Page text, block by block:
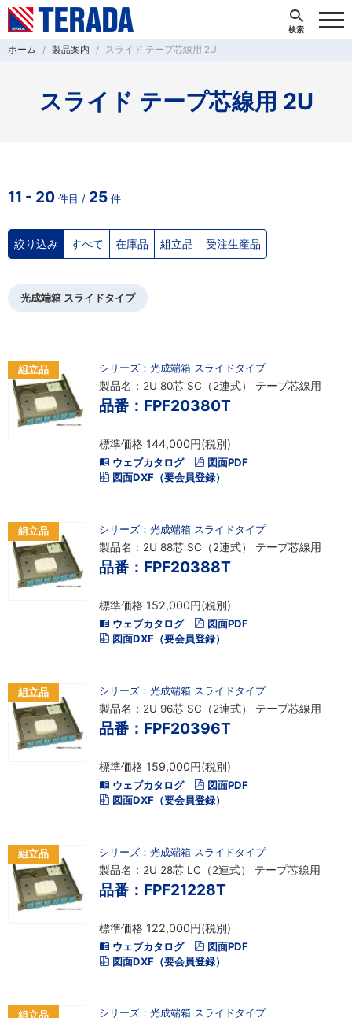
ホーム 製品案内 スライド テープ芯線用 2U
スライド テープ芯線用 2U
11 - 20 件目 / 25 件
絞り込み すべて 在庫品 組立品 受注生産品
光成端箱 スライドタイプ
組立品 シリーズ：光成端箱 スライドタイプ
製品名：2U 80芯 SC（2連式） テープ芯線用
品番：FPF20380T
標準価格 144,000円(税別)
ウェブカタログ
図面PDF
図面DXF（要会員登録）
組立品 シリーズ：光成端箱 スライドタイプ
製品名：2U 88芯 SC（2連式） テープ芯線用
品番：FPF20388T
標準価格 152,000円(税別)
ウェブカタログ
図面PDF
図面DXF（要会員登録）
組立品 シリーズ：光成端箱 スライドタイプ
製品名：2U 96芯 SC（2連式） テープ芯線用
品番：FPF20396T
標準価格 159,000円(税別)
ウェブカタログ
図面PDF
図面DXF（要会員登録）
組立品 シリーズ：光成端箱 スライドタイプ
製品名：2U 28芯 LC（2連式） テープ芯線用
品番：FPF21228T
標準価格 122,000円(税別)
ウェブカタログ
図面PDF
図面DXF（要会員登録）
組立品 シリーズ：光成端箱 スライドタイプ